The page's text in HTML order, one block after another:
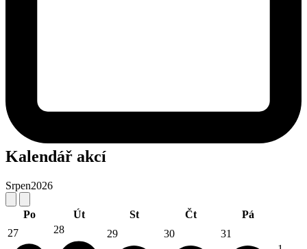
Kalendář akcí
Srpen2026
Po Út St Čt
Pá
27
28 29 30
31